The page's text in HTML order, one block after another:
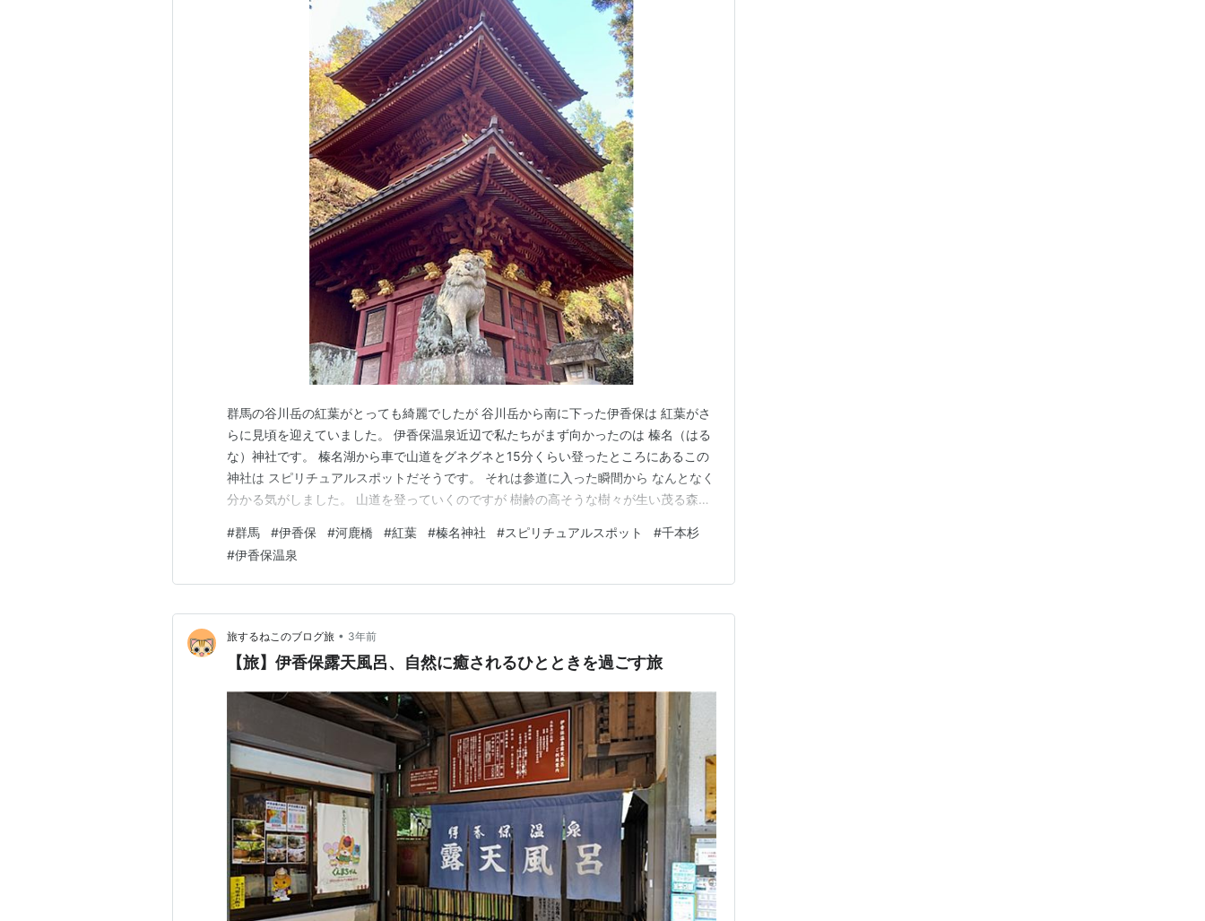
群馬の谷川岳の紅葉がとっても綺麗でしたが 谷川岳から南に下った伊香保は 紅葉がさ
らに見頃を迎えていました。 伊香保温泉近辺で私たちがまず向かったのは 榛名（はる
な）神社です。 榛名湖から車で山道をグネグネと15分くらい登ったところにあるこの
神社は スピリチュアルスポットだそうです。 それは参道に入った瞬間から なんとなく
分かる気がしました。 山道を登っていくのですが 樹齢の高そうな樹々が生い茂る森を
もなく大きな樹々ばかりで 長い歴史を感じました。 布袋さんも参道にいらっしゃり お
腹を撫でると良いらしいので 撫でさ…
#群馬 #伊香保 #河鹿橋 #紅葉 #榛名神社 #スピリチュアルスポット #千本杉
#伊香保温泉
旅するねこのブログ旅 • 3年前
【旅】伊香保露天風呂、自然に癒されるひとときを過ごす旅